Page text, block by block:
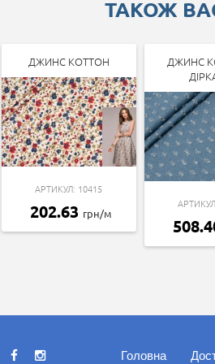
ТАКОЖ
ДЖИНС КОТТОН
АРТИКУЛ: 10415
202.63 грн/м
ДЖИНС
Головна